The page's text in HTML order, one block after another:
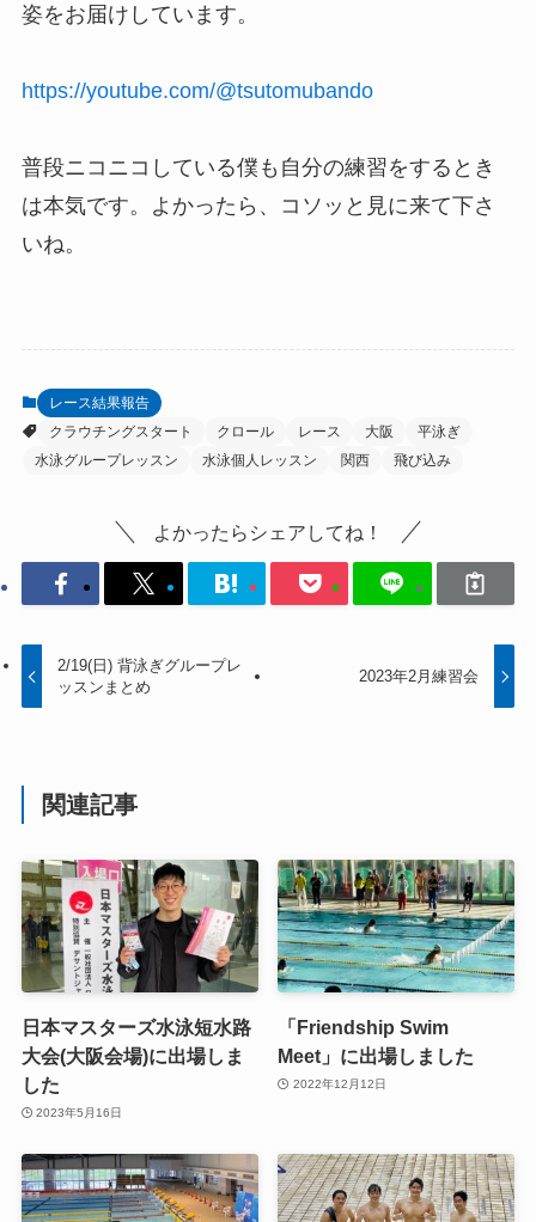
姿をお届けしています。
https://youtube.com/@tsutomubando
普段ニコニコしている僕も自分の練習をするとき
は本気です。よかったら、コソッと見に来て下さ
いね。
レース結果報告
クラウチングスタート
クロール レース 大阪
平泳ぎ
水泳グループレッスン
水泳個人レッスン 関西 飛び込み
よかったらシェアしてね！
2/19(日) 背泳ぎグループレ
ッスンまとめ
2023年2月練習会
関連記事
日本マスターズ水泳短水路
大会(大阪会場)に出場しま
した
2023年5月16日
「Friendship Swim
Meet」に出場しました
2022年12月12日